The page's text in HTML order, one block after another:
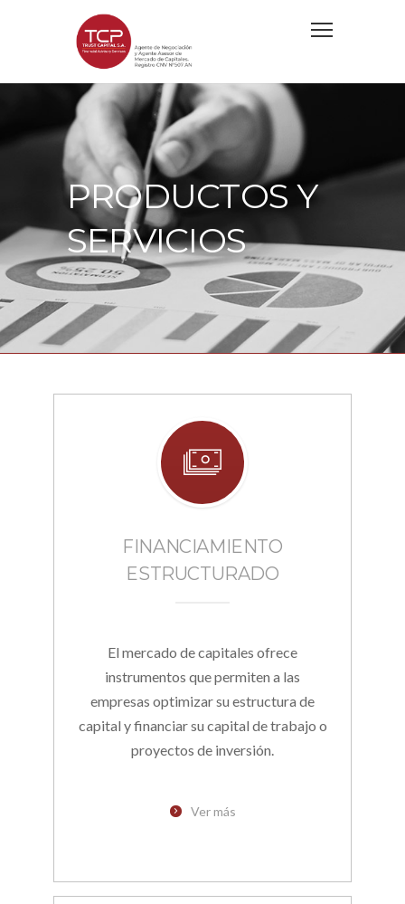
PRODUCTOS Y
SERVICIOS
FINANCIAMIENTO
ESTRUCTURADO
El mercado de capitales ofrece
instrumentos que permiten a las
empresas optimizar su estructura de
capital y financiar su capital de trabajo o
proyectos de inversión.
Ver más